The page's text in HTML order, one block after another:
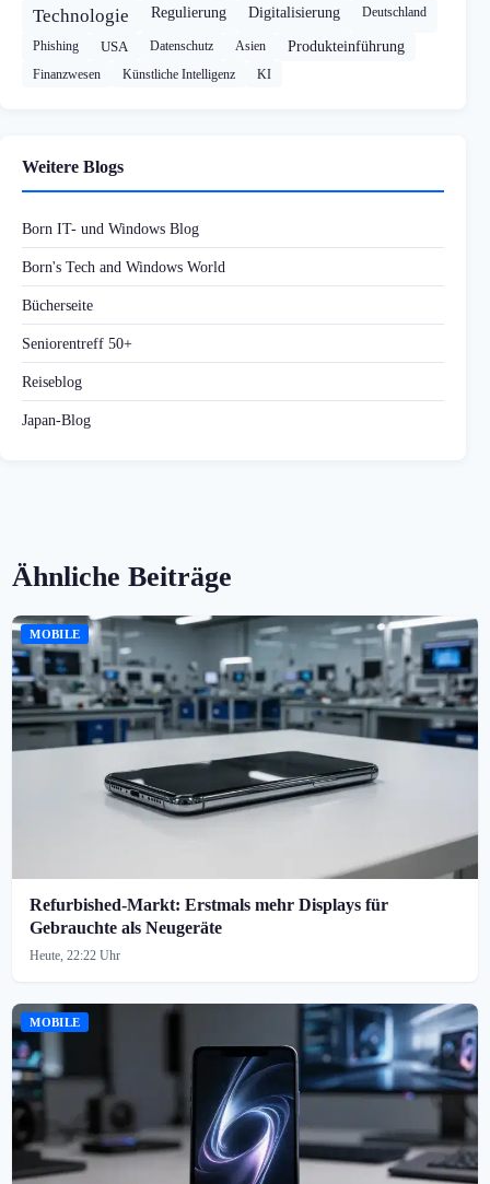
Technologie Regulierung Digitalisierung Deutschland
Phishing USA Datenschutz Asien Produkteinführung
Finanzwesen Künstliche Intelligenz KI
Weitere Blogs
Born IT- und Windows Blog
Born's Tech and Windows World
Bücherseite
Seniorentreff 50+
Reiseblog
Japan-Blog
Ähnliche Beiträge
MOBILE
Refurbished-Markt: Erstmals mehr Displays für
Gebrauchte als Neugeräte
Heute, 22:22 Uhr
MOBILE